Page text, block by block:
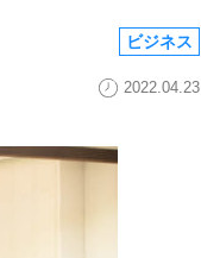
ビジネス
2022.04.23